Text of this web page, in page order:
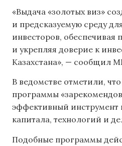
«Выдача «золотых виз»
и предсказуемую среду
инвесторов, обеспечивая
и укрепляя доверие к
Казахстана», — сообщил
В ведомстве отметили,
программы
эффективный инструмент
капитала, технологий и
Подобные программы